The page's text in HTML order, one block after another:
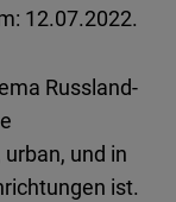
12.07.2022.
Russland-
und in
ist.